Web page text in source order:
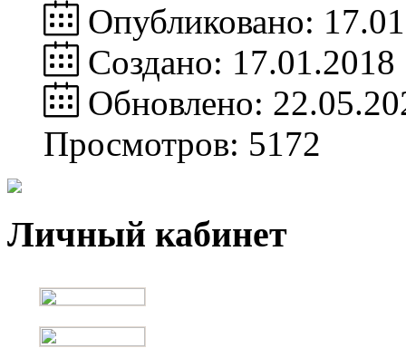
Опубликовано:
Создано: 17.01.2018
Обновлено:
Просмотров: 5172
Личный кабинет